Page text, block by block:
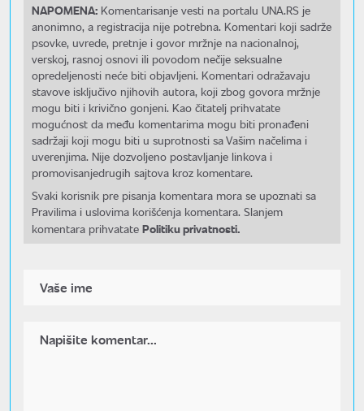
NAPOMENA: Komentarisanje vesti na portalu UNA.RS je
anonimno, a registracija nije potrebna. Komentari koji sadrže
psovke, uvrede, pretnje i govor mržnje na nacionalnoj,
verskoj, rasnoj osnovi ili povodom nečije seksualne
opredeljenosti neće biti objavljeni. Komentari odražavaju
stavove isključivo njihovih autora, koji zbog govora mržnje
mogu biti i krivično gonjeni. Kao čitatelj prihvatate
mogućnost da među komentarima mogu biti pronađeni
sadržaji koji mogu biti u suprotnosti sa Vašim načelima i
uverenjima. Nije dozvoljeno postavljanje linkova i
promovisanjedrugih sajtova kroz komentare.
Svaki korisnik pre pisanja komentara mora se upoznati sa
Pravilima i uslovima korišćenja komentara. Slanjem
komentara prihvatate Politiku privatnosti.